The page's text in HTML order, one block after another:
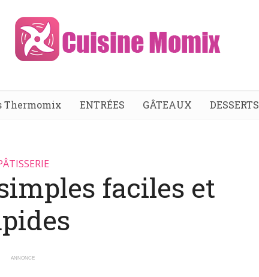
Thermomix ENTRÉES GÂTEAUX DESSERTS
faciles et
ANNONCE